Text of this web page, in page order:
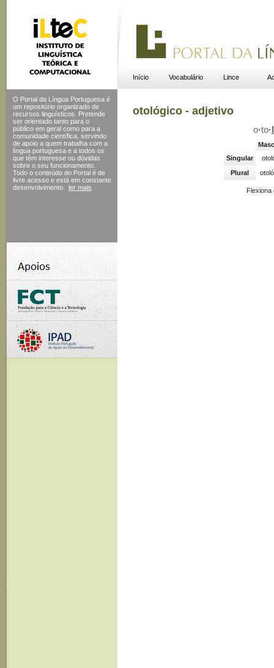
Início Vocabulário Lince
O Portal da Língua Portuguesa é
um repositório organizado de
recursos linguísticos. Pretende
ser orientado tanto para o
público em geral como para a
comunidade científica, servindo
de apoio a quem trabalha com a
língua portuguesa e a todos os
que têm interesse ou dúvidas
sobre o seu funcionamento.
Todo o conteúdo do Portal é de
livre acesso e está em constante
desenvolvimento.
ler mais
otológico - adjetivo
o·to·
Singular
Plural